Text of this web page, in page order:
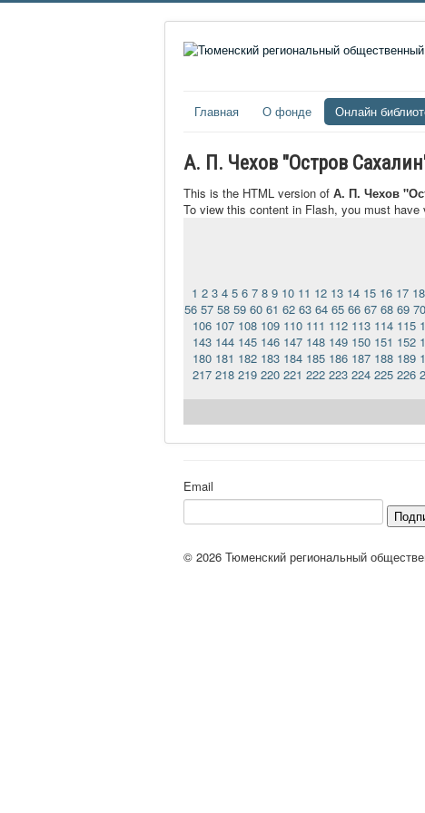
Главная О фонде Онлайн
А. П. Чехов "Остров
This is the HTML version of А. П. Чехов
To view this content in Flash, you must
1 2 3 4 5 6 7 8 9 10 11 12 13 14 15 16 17 18
56 57 58 59 60 61 62 63 64 65 66 67 68 69 70
106 107 108 109 110 111 112 113 114 115
143 144 145 146 147 148 149 150 151 152
180 181 182 183 184 185 186 187 188 189
217 218 219 220 221 222 223 224 225 226
Email
© 2026 Тюменский региональный